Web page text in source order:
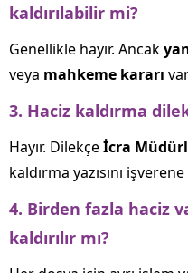
kaldırılabilir mi?
Genellikle hayır. Ancak
veya mahkeme kararı
3. Haciz kaldırma
Hayır. Dilekçeİcra
kaldırma yazısını
4. Birden fazla haciz
kaldırılır mı?